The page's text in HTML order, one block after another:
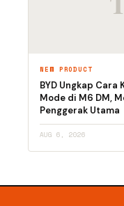
NEW PRODUCT
BYD Ungkap Cara
Mode di M6 DM,
Penggerak Utama
AUG 6, 2026